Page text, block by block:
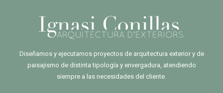
Diseñamos y ejecutamos proyectos de arquitectura exterior y de
paisajismo de distinta tipología y envergadura, atendiendo
siempre a las necesidades del cliente.